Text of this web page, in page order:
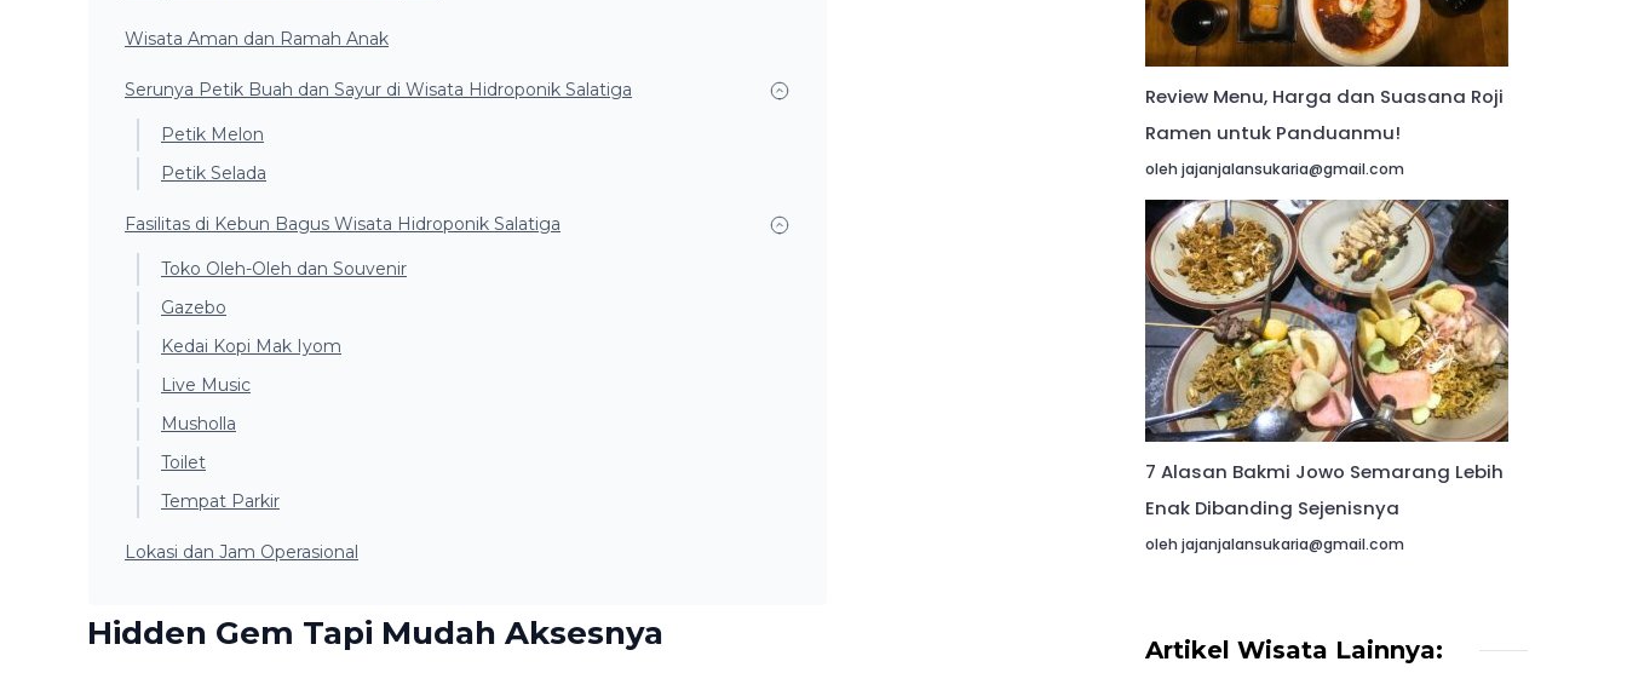
Wisata Aman dan Ramah Anak
Serunya Petik Buah dan Sayur di Wisata Hidroponik Salatiga
Petik Melon
Petik Selada
Fasilitas di Kebun Bagus Wisata Hidroponik Salatiga
Toko Oleh-Oleh dan Souvenir
Gazebo
Kedai Kopi Mak Iyom
Live Music
Musholla
Toilet
Tempat Parkir
Lokasi dan Jam Operasional
Hidden Gem Tapi Mudah Aksesnya
Review Menu, Harga dan Suasana Roji
Ramen untuk Panduanmu!
oleh jajanjalansukaria@gmail.com
7 Alasan Bakmi Jowo Semarang Lebih
Enak Dibanding Sejenisnya
oleh jajanjalansukaria@gmail.com
Artikel Wisata Lainnya: